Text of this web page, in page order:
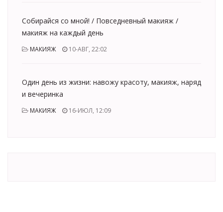
Собирайся со мной! / Повседневный макияж /
макияж на каждый день
МАКИЯЖ 10-АВГ, 22:02
Один день из жизни: навожу красоту, макияж, наряд
и вечеринка
МАКИЯЖ 16-ИЮЛ, 12:09